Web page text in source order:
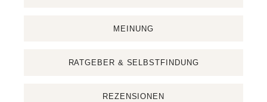
MEINUNG
RATGEBER & SELBSTFINDUNG
REZENSIONEN